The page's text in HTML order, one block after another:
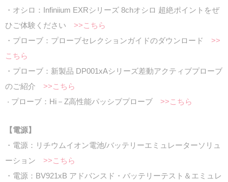
・オシロ：Infiniium EXRシリーズ 8chオシロ 超絶ポイントをぜ
ひご体験ください >>こちら
・プローブ：プローブセレクションガイドのダウンロード >>
こちら
・プローブ：新製品 DP001xAシリーズ差動アクティブプローブ
のご紹介 >>こちら
・ プローブ：Hi－Z高性能パッシブプローブ >>こちら
【電源】
・電源：リチウムイオン電池/バッテリーエミュレーターソリュ
ーション >>こちら
・電源：BV921xB アドバンスド・バッテリーテスト＆エミュレ